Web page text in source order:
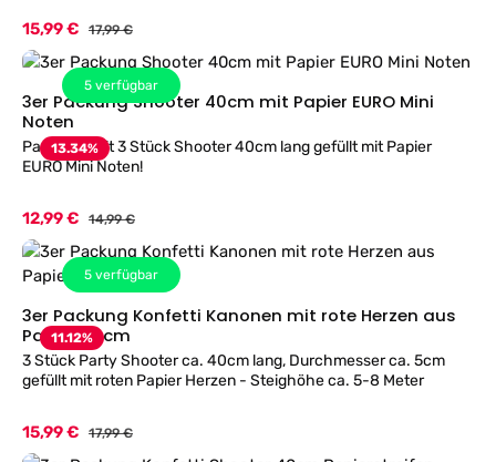
Verkaufspreis:
15,99 € Regulärer Preis:
17,99 €
5 verfügbar
13.34%
3er Packung Shooter 40cm mit Papier EURO Mini
Noten
Party Set mit 3 Stück Shooter 40cm lang gefüllt mit Papier
EURO Mini Noten!
Verkaufspreis:
12,99 € Regulärer Preis:
14,99 €
5 verfügbar
11.12%
3er Packung Konfetti Kanonen mit rote Herzen aus
Papier 40cm
3 Stück Party Shooter ca. 40cm lang, Durchmesser ca. 5cm
gefüllt mit roten Papier Herzen - Steighöhe ca. 5-8 Meter
Verkaufspreis:
15,99 € Regulärer Preis:
17,99 €